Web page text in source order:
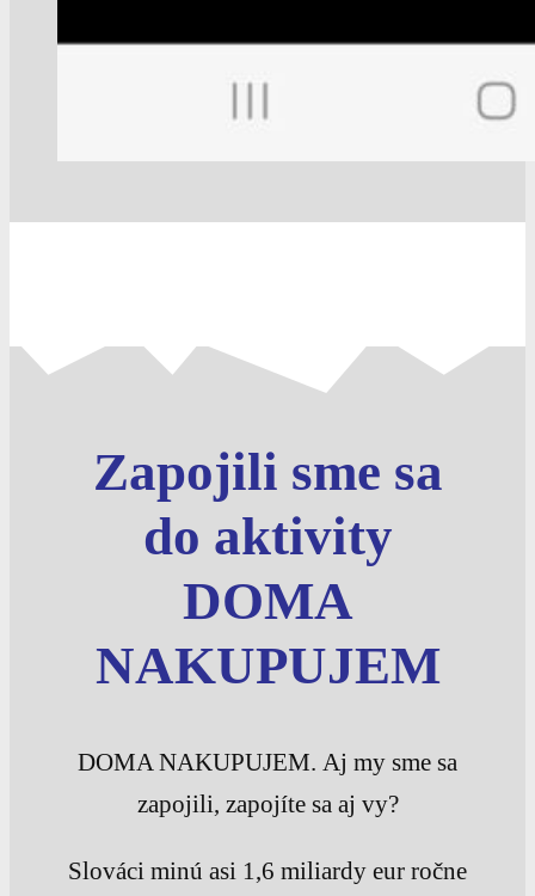
Zapojili sme sa
do aktivity
DOMA
NAKUPUJEM
DOMA NAKUPUJEM. Aj my sme sa
zapojili, zapojíte sa aj vy?
Slováci minú asi 1,6 miliardy eur ročne